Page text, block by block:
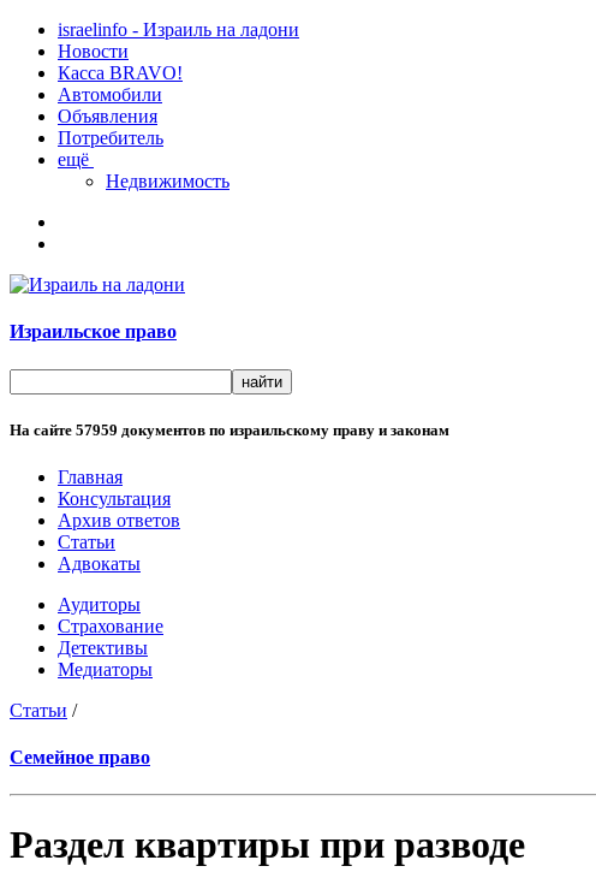
israelinfo - Израиль на ладони
Новости
Касса BRAVO!
Автомобили
Объявления
Потребитель
ещё
Недвижимость
Израильское право
На сайте 57959 документов по израильскому праву и законам
Главная
Консультация
Архив ответов
Статьи
Адвокаты
Аудиторы
Страхование
Детективы
Медиаторы
Статьи /
Семейное право
Раздел квартиры при разводе